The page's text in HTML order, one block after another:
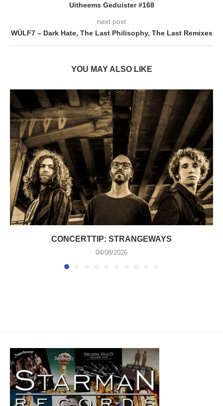
Uitheems Geduister #168
next post
WÜLF7 – Dark Hate, The Last Philisophy, The Last Remixes
YOU MAY ALSO LIKE
CONCERTTIP: STRANGEWAYS
04/08/2026